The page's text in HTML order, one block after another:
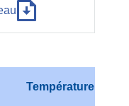
Température